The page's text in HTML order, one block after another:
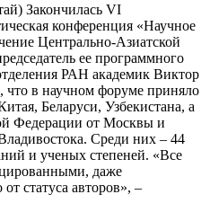
Закончилась VI
конференция «Научное
Центрально-Азиатской
ее программного
РАН академик Виктор
что в научном форуме приняло
Беларуси, Узбекистана, а
Федерации от Москвы и
Среди них – 44
и ученых степеней. «Все
даже
статуса авторов», –